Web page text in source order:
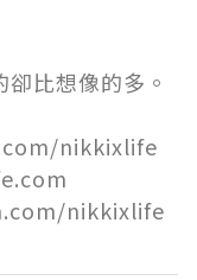
比想像的多。
nikkixlife
nikkixlife